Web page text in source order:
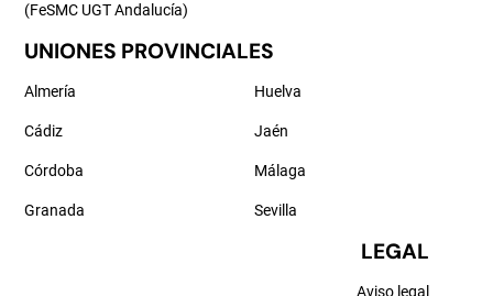
(FeSMC UGT Andalucía)
UNIONES PROVINCIALES
Almería
Cádiz
Córdoba
Granada
Huelva
Jaén
Málaga
Sevilla
LEGAL
Aviso legal